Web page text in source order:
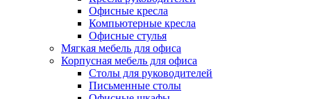
Офисные кресла
Компьютерные кресла
Офисные стулья
Мягкая мебель для офиса
Корпусная мебель для офиса
Столы для руководителей
Письменные столы